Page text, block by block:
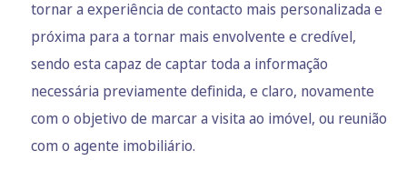
tornar a experiência de contacto mais personalizada e
próxima para a tornar mais envolvente e credível,
sendo esta capaz de captar toda a informação
necessária previamente definida, e claro, novamente
com o objetivo de marcar a visita ao imóvel, ou reunião
com o agente imobiliário.